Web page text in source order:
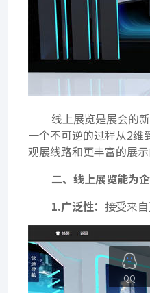
线上展览是展会的
一个不可逆的过程从2维
观展线路和更丰富的展
二、线上展览能为
1.广泛性： 接受来
QQ